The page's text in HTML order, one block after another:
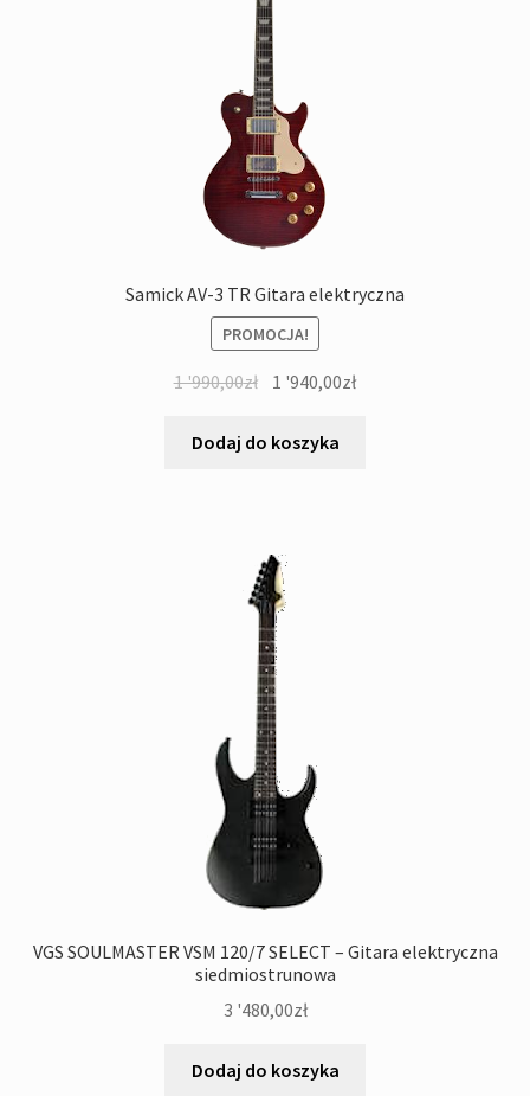
Samick AV-3 TR Gitara elektryczna
PROMOCJA!
1 '990,00zł Pierwotna
wynosiła:
1 '940,00złAktualna
Dodaj do koszyka
VGS SOULMASTER VSM 120/7 SELECT – Gitara elektryczna
siedmiostrunowa
3 '480,00zł
Dodaj do koszyka